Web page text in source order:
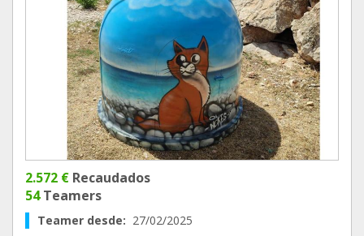
2.572 € Recaudados
54Teamers
Teamer desde: 27/02/2025